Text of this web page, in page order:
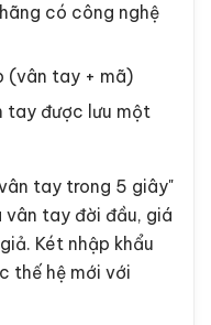
có công nghệ
(vân tay + mã)
tay được lưu một
tay trong 5 giây"
tay đời đầu, giá
Két nhập khẩu
thế hệ mới với